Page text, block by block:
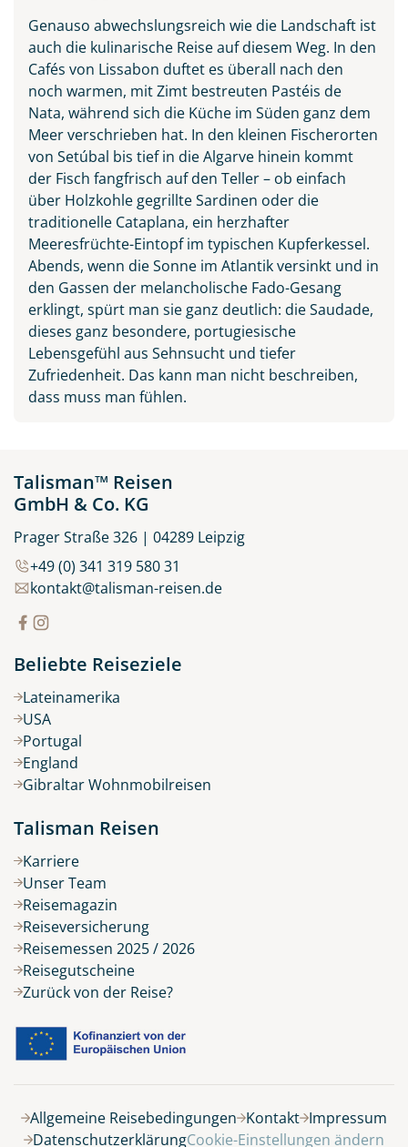
Praia do Camilo an der
Algarve, Portugal
© Balate Dorin - stock.adobe.com
Belegung
Genauso abwechslungsreich wie die Landschaft ist
auch die kulinarische Reise auf diesem Weg. In den
Cafés von Lissabon duftet es überall nach den
noch warmen, mit Zimt bestreuten Pastéis de
Nata, während sich die Küche im Süden ganz dem
Meer verschrieben hat. In den kleinen Fischerorten
von Setúbal bis tief in die Algarve hinein kommt
der Fisch fangfrisch auf den Teller – ob einfach
über Holzkohle gegrillte Sardinen oder die
traditionelle Cataplana, ein herzhafter
Meeresfrüchte-Eintopf im typischen Kupferkessel.
Abends, wenn die Sonne im Atlantik versinkt und in
den Gassen der melancholische Fado-Gesang
erklingt, spürt man sie ganz deutlich: die Saudade,
dieses ganz besondere, portugiesische
Lebensgefühl aus Sehnsucht und tiefer
Zufriedenheit. Das kann man nicht beschreiben,
dass muss man fühlen.
Talisman™ Reisen
GmbH & Co. KG
Prager Straße 326 | 04289 Leipzig
+49 (0) 341 319 580 31
kontakt@talisman-reisen.de
Beliebte Reiseziele
Lateinamerika
USA
Portugal
England
Gibraltar Wohnmobilreisen
Talisman Reisen
Karriere
Unser Team
Reisemagazin
Reiseversicherung
Reisemessen 2025 / 2026
Reisegutscheine
Zurück von der Reise?
Allgemeine Reisebedingungen Kontakt Impressum
DatenschutzerklärungCookie-Einstellungen ändern